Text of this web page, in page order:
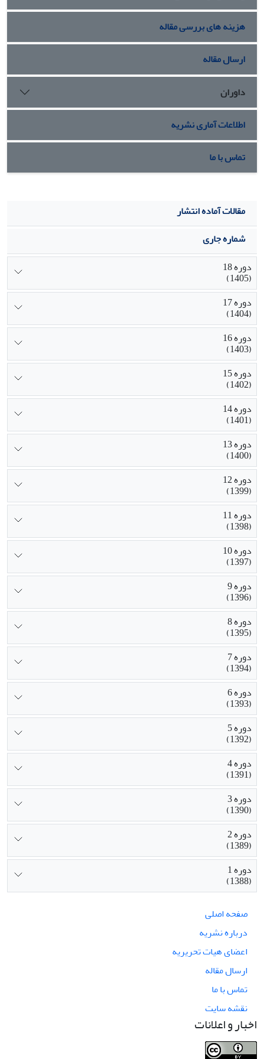
هزینه های بررسی مقاله
ارسال مقاله
داوران
اطلاعات آماری نشریه
تماس با ما
مقالات آماده انتشار
شماره جاری
دوره 18
(1405)
دوره 17
(1404)
دوره 16
(1403)
دوره 15
(1402)
دوره 14
(1401)
دوره 13
(1400)
دوره 12
(1399)
دوره 11
(1398)
دوره 10
(1397)
دوره 9
(1396)
دوره 8
(1395)
دوره 7
(1394)
دوره 6
(1393)
دوره 5
(1392)
دوره 4
(1391)
دوره 3
(1390)
دوره 2
(1389)
دوره 1
(1388)
صفحه اصلی
درباره نشریه
اعضای هیات تحریریه
ارسال مقاله
تماس با ما
نقشه سایت
اخبار و اعلانات